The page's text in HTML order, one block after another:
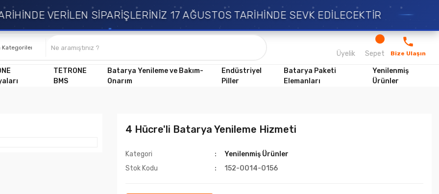
VERİLEN SİPARİŞLERİNİZ 17 AĞUSTOS TARİHİNDE SEVK EDİLECEKTİR
Üyelik Sepet Bize Ulaşın
TETRONE
BMS
Batarya Yenileme ve Bakım-
Onarım
Endüstriyel
Piller
Batarya Paketi
Elemanları
Yenilenmiş
Ürünler
4 Hücre'li Batarya Yenileme Hizmeti
Kategori
Yenilenmiş Ürünler
Stok Kodu
152-0014-0156